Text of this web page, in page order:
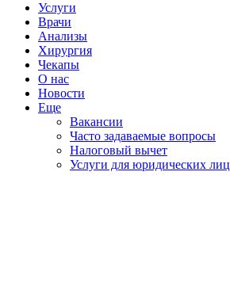
Услуги
Врачи
Анализы
Хирургия
Чекапы
О нас
Новости
Еще
Вакансии
Часто задаваемые вопросы
Налоговый вычет
Услуги для юридических лиц